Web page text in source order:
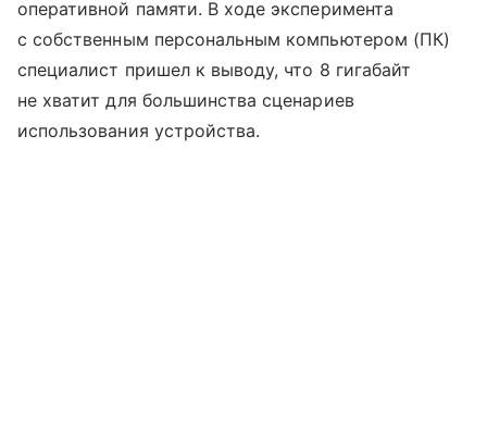
оперативной памяти. В ходе эксперимента
с собственным персональным компьютером (ПК)
специалист пришел к выводу, что 8 гигабайт
не хватит для большинства сценариев
использования устройства.